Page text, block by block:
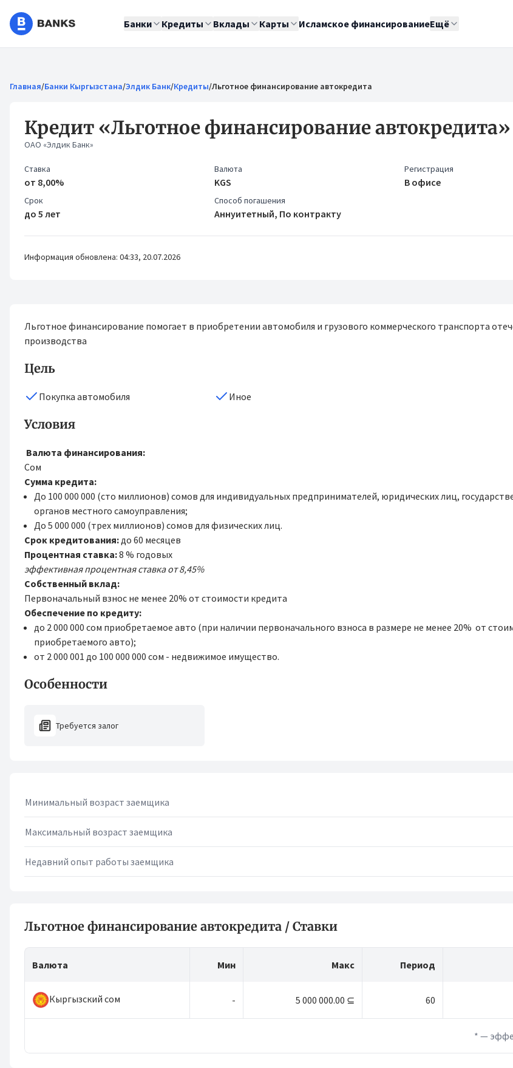
Банки Кредиты Вклады Карты Исламское финансированиеЕщё
Главная/Банки Кыргызстана/Элдик Банк/Кредиты/Льготное финансирование автокредита
Кредит «Льготное финансирование автокредита»
ОАО «Элдик Банк»
Ставка
от 8,00%
Валюта
KGS
Регистрация
В офисе
Срок
до 5 лет
Способ погашения
Аннуитетный, По контракту
Информация обновлена: 04:33, 20.07.2026
Льготное финансирование помогает в приобретении автомобиля и грузового коммерческого транспорта
производства
Цель
Покупка автомобиля Иное
Условия
Валюта финансирования:
Сом
Сумма кредита:
До 100 000 000 (сто миллионов) сомов для индивидуальных предпринимателей, юридических лиц,
органов местного самоуправления;
До 5 000 000 (трех миллионов) сомов для физических лиц.
Срок кредитования:до 60 месяцев
Процентная ставка:8 % годовых
эффективная процентная ставка от 8,45%
Собственный вклад:
Первоначальный взнос не менее 20% от стоимости кредита
Обеспечение по кредиту:
до 2 000 000 сом приобретаемое авто (при наличии первоначального взноса в размере не менее 20% от
приобретаемого авто);
от 2 000 001 до 100 000 000 сом - недвижимое имущество.
Особенности
Требуется залог
Минимальный возраст заемщика
Максимальный возраст заемщика
Недавний опыт работы заемщика
Льготное финансирование автокредита / Ставки
Валюта Мин Макс Период
Кыргызский сом - 5 000 000.00 ⊆ 60
* —